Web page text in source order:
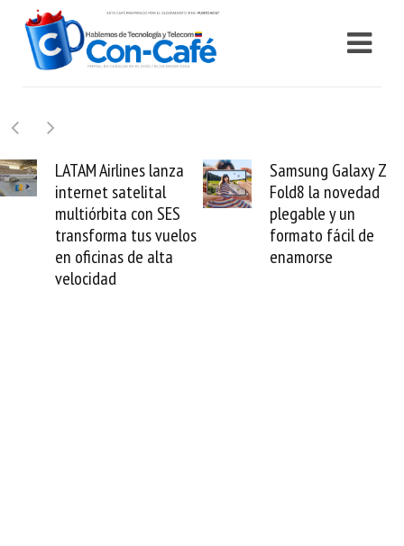
Samsung Galaxy Z
Fold8 la novedad
plegable y un
formato fácil de
enamorse
Cashea levanta 100
millones de dólares y
valida el crédito del
venezolano ante el
mundo